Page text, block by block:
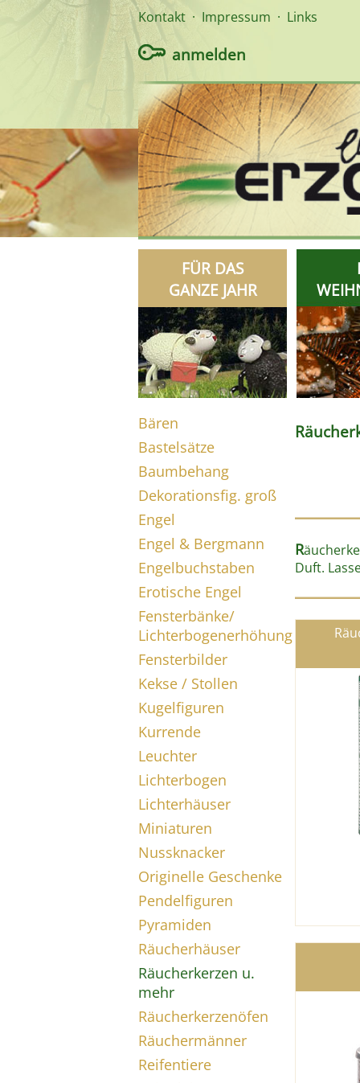
Kontakt · Impressum · Links
anmelden
FÜR DAS
GANZE JAHR
Bären
Bastelsätze
Baumbehang
Dekorationsfig. groß
Engel
Engel & Bergmann
Engelbuchstaben
Erotische Engel
Fensterbänke/
Lichterbogenerhöhung
Fensterbilder
Kekse / Stollen
Kugelfiguren
Kurrende
Leuchter
Lichterbogen
Lichterhäuser
Miniaturen
Nussknacker
Originelle Geschenke
Pendelfiguren
Pyramiden
Räucherhäuser
Räucherkerzen u.
mehr
Räucherkerzenöfen
Räuchermänner
Reifentiere
R
Duft.